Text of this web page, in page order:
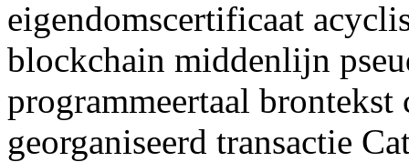
eigendomscertificaat
blockchain middenlijn
programmeertaal brontekst
georganiseerd transactie